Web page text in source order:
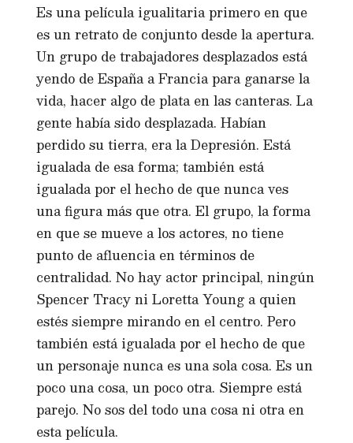
Es una película igualitaria primero en que
es un retrato de conjunto desde la apertura.
Un grupo de trabajadores desplazados está
yendo de España a Francia para ganarse la
vida, hacer algo de plata en las canteras. La
gente había sido desplazada. Habían
perdido su tierra, era la Depresión. Está
igualada de esa forma; también está
igualada por el hecho de que nunca ves
una figura más que otra. El grupo, la forma
en que se mueve a los actores, no tiene
punto de afluencia en términos de
centralidad. No hay actor principal, ningún
Spencer Tracy ni Loretta Young a quien
estés siempre mirando en el centro. Pero
también está igualada por el hecho de que
un personaje nunca es una sola cosa. Es un
poco una cosa, un poco otra. Siempre está
parejo. No sos del todo una cosa ni otra en
esta película.